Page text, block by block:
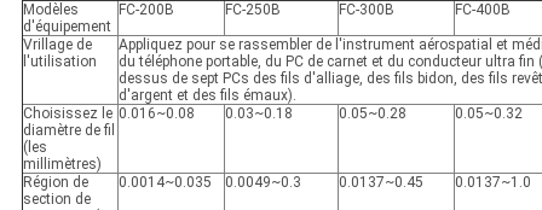
Modèles
d'équipement
FC-200B FC-250B FC-300B FC-400B
Vrillage de
l'utilisation
Appliquez pour se rassembler de l'instrument aérospatial et
du téléphone portable, du PC de carnet et du conducteur ultra fin
dessus de sept PCs des fils d'alliage, des fils bidon, des fils
d'argent et des fils émaux).
Choisissez le
diamètre de fil
(les
millimètres)
0.016~0.08 0.03~0.18 0.05~0.28 0.05~0.32
Région de
section de
0.0014~0.035 0.0049~0.3 0.0137~0.45 0.0137~1.0